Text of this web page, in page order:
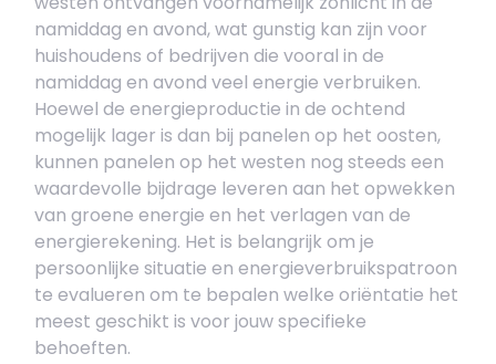
namiddag en avond, wat gunstig kan zijn voor
huishoudens of bedrijven die vooral in de
namiddag en avond veel energie verbruiken.
Hoewel de energieproductie in de ochtend
mogelijk lager is dan bij panelen op het oosten,
kunnen panelen op het westen nog steeds een
waardevolle bijdrage leveren aan het opwekken
van groene energie en het verlagen van de
energierekening. Het is belangrijk om je
persoonlijke situatie en energieverbruikspatroon
te evalueren om te bepalen welke oriëntatie het
meest geschikt is voor jouw specifieke
behoeften.